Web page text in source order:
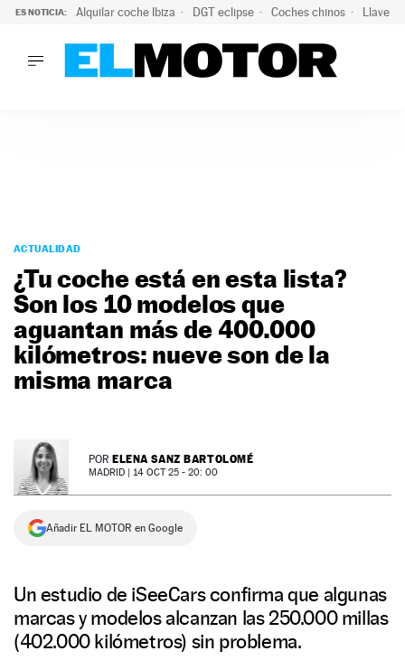
ES NOTICIA: Alquilar coche Ibiza DGT eclipse Coches chinos Llaves
PODCAST
MOTOS
TECNOLOGÍA
MOTORTV
PREMIOS
SERVICIOS
SÍGUENOS
ACTUALIDAD
¿Tu coche está en esta lista?
Son los 10 modelos que
aguantan más de 400.000
kilómetros: nueve son de la
misma marca
POR ELENA SANZ BARTOLOMÉ
MADRID | 14 OCT 25 - 20: 00
Añadir EL MOTOR en Google
Un estudio de iSeeCars confirma que algunas
marcas y modelos alcanzan las 250.000 millas
(402.000 kilómetros) sin problema.